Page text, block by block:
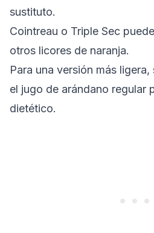
sustituto.
Cointreau o Triple Sec
otros licores de naranja.
Para una versión más
el jugo de arándano regular
dietético.